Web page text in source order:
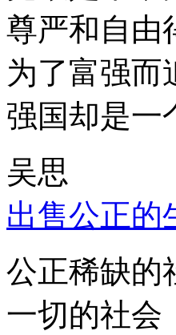
尊严和自由
为了富强而
强国却是一
吴思
出售公正的
公正稀缺的
一切的社会